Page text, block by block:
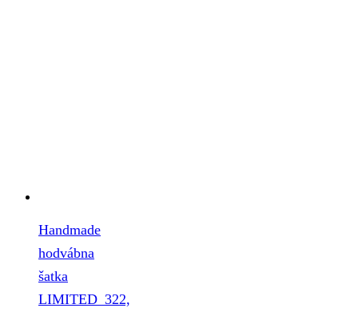
Handmade
hodvábna
šatka
LIMITED_322,